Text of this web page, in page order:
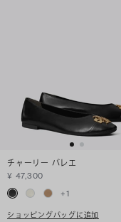
チャーリー バレエ
¥ 47,300
+1
ショッピングバッグに追加